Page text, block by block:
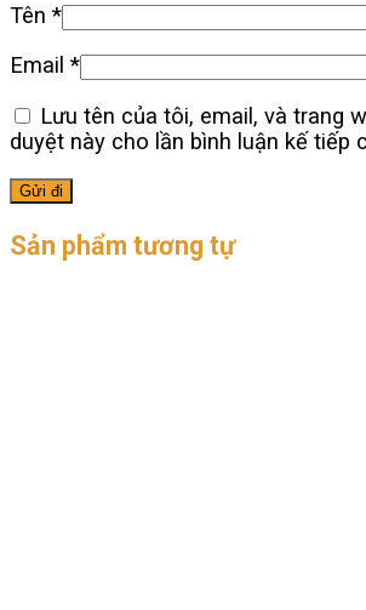
Tên *
Email *
Lưu tên của tôi, email, và trang
duyệt này cho lần bình luận kế tiếp
Sản phẩm tương tự